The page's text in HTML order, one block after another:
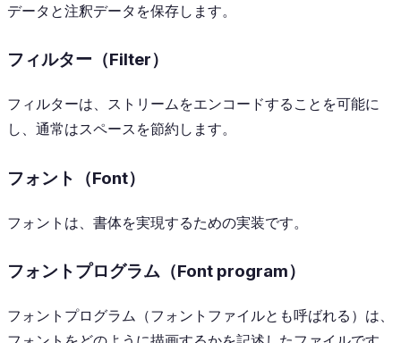
データと注釈データを保存します。
フィルター（Filter）
フィルターは、ストリームをエンコードすることを可能に
し、通常はスペースを節約します。
フォント（Font）
フォントは、書体を実現するための実装です。
フォントプログラム（Font program）
フォントプログラム（フォントファイルとも呼ばれる）は、